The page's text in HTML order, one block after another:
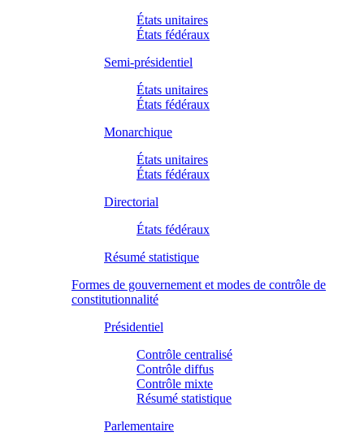
États unitaires
États fédéraux
Semi-présidentiel
États unitaires
États fédéraux
Monarchique
États unitaires
États fédéraux
Directorial
États fédéraux
Résumé statistique
Formes de gouvernement et modes de contrôle de
constitutionnalité
Présidentiel
Contrôle centralisé
Contrôle diffus
Contrôle mixte
Résumé statistique
Parlementaire